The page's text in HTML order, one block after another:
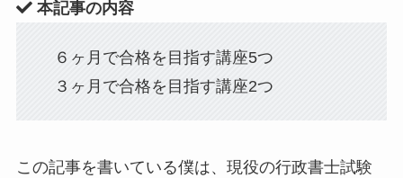
本記事の内容
６ヶ月で合格を目指す講座5つ
３ヶ月で合格を目指す講座2つ
この記事を書いている僕は、現役の行政書士試験